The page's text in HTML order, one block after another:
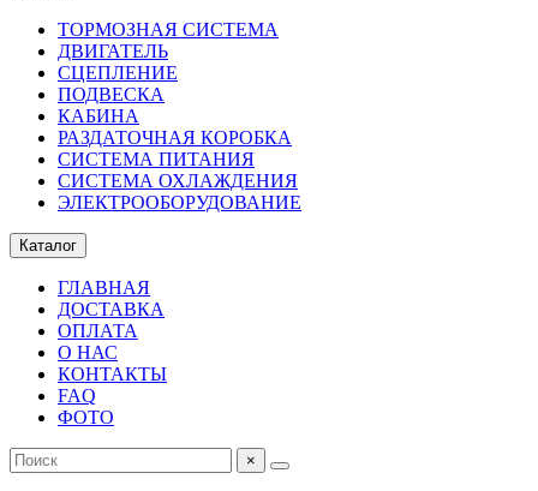
ТОРМОЗНАЯ СИСТЕМА
ДВИГАТЕЛЬ
СЦЕПЛЕНИЕ
ПОДВЕСКА
КАБИНА
РАЗДАТОЧНАЯ КОРОБКА
СИСТЕМА ПИТАНИЯ
СИСТЕМА ОХЛАЖДЕНИЯ
ЭЛЕКТРООБОРУДОВАНИЕ
Каталог
ГЛАВНАЯ
ДОСТАВКА
ОПЛАТА
О НАС
КОНТАКТЫ
FAQ
ФОТО
×